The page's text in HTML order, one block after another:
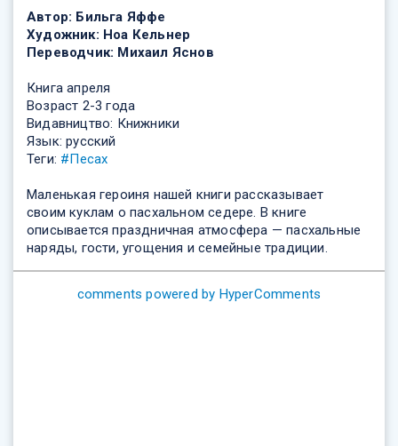
Автор: Бильга Яффе
Художник: Ноа Кельнер
Переводчик: Михаил Яснов
Книгаапреля
Возраст 2-3 года
Видавництво: Книжники
Язык: русский
Теги: #Песах
Маленькая героиня нашей книги рассказывает
своим куклам о пасхальном седере. В книге
описывается праздничная атмосфера — пасхальные
наряды, гости, угощения и семейные традиции.
comments powered by HyperComments